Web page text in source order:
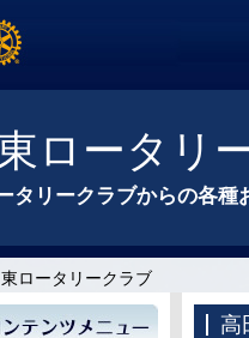
ロータリ
タリークラブからの各種
ロータリークラブ
高